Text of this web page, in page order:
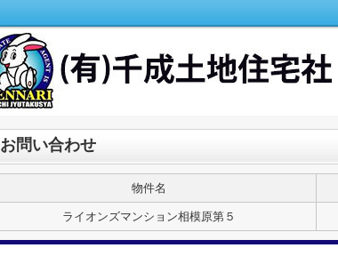
お問い合わせ
物件名
ライオンズマンション相模原第５